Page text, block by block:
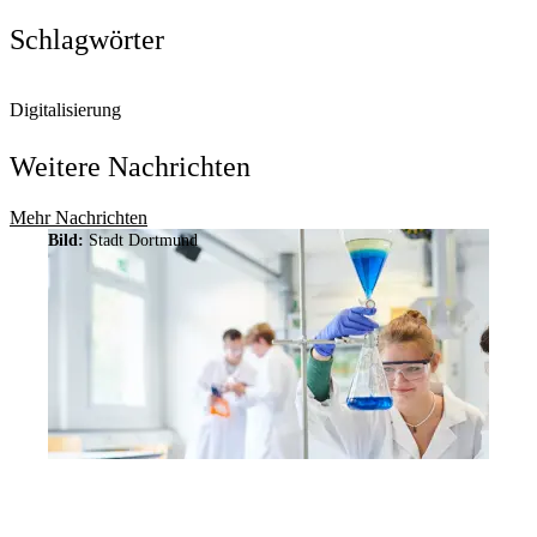
Schlagwörter
Digitalisierung
Weitere Nachrichten
Mehr Nachrichten
Bild: Stadt Dortmund